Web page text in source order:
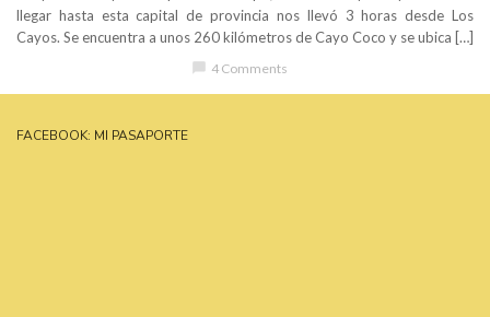
llegar hasta esta capital de provincia nos llevó 3 horas desde Los
Cayos. Se encuentra a unos 260 kilómetros de Cayo Coco y se ubica […]
4 Comments
FACEBOOK: MI PASAPORTE